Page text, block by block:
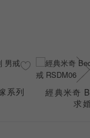
系列
經典米奇
求